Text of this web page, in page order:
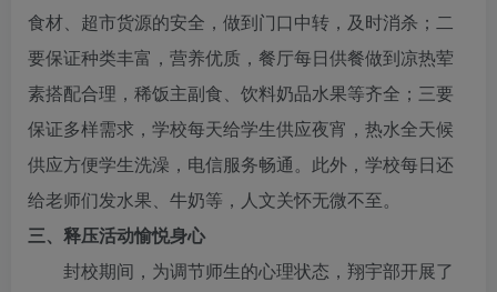
食材、超市货源的安全，做到门口中转，及时消杀；二
要保证种类丰富，营养优质，餐厅每日供餐做到凉热荤
素搭配合理，稀饭主副食、饮料奶品水果等齐全；三要
保证多样需求，学校每天给学生供应夜宵，热水全天候
供应方便学生洗澡，电信服务畅通。此外，学校每日还
给老师们发水果、牛奶等，人文关怀无微不至。
三、释压活动愉悦身心
封校期间，为调节师生的心理状态，翔宇部开展了